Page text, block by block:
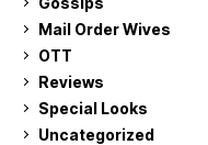
Mail Order Wives
OTT
Reviews
Special Looks
Uncategorized